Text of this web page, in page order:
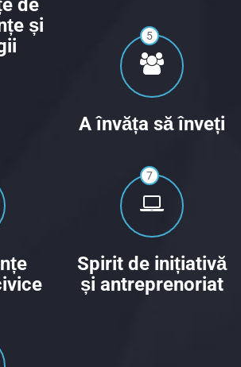
de
și
5
A învăța să înveți
7
Spirit de inițiativă
și antreprenoriat